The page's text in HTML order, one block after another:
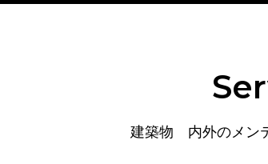
建築物 内外のメン